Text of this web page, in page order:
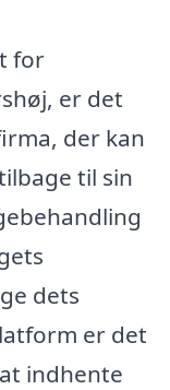
for
er det
der kan
til sin
dets
er det
indhente